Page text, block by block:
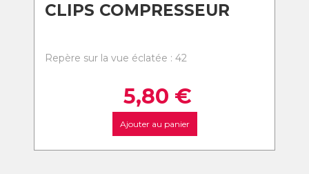
CLIPS COMPRESSEUR
Repère sur la vue éclatée : 42
5,80 €
Ajouter au panier